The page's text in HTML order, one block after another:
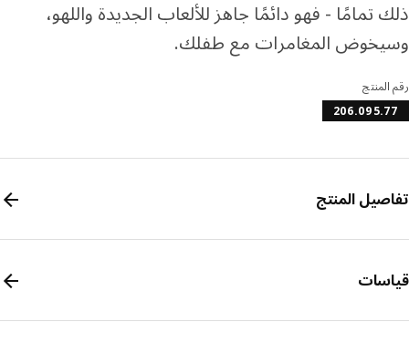
تمامًا - فهو دائمًا جاهز للألعاب الجديدة واللهو،
المغامرات مع طفلك.
المنتج